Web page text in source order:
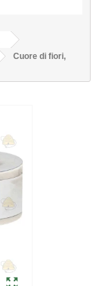
Cuore di fiori,